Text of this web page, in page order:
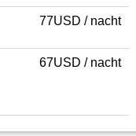
77USD / nacht
67USD / nacht